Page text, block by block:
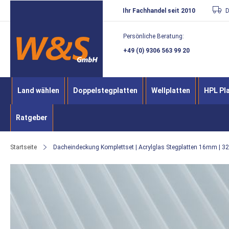
Direkt
zum
Inhalt
Ihr Fachhandel seit 2010
Persönliche Beratung:
+49 (0) 9306 563 99 20
Land wählen Doppelstegplatten Wellplatten HPL
Ratgeber
Startseite Dacheindeckung Komplettset | Acrylglas Stegplatten 16mm |
Zum
der
Bildergalerie